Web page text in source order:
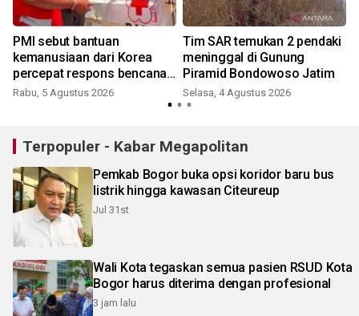
PMI sebut bantuan
kemanusiaan dari Korea
percepat respons bencana
nasional
Rabu, 5 Agustus 2026
Tim SAR temukan 2 pendaki
meninggal di Gunung
Piramid Bondowoso Jatim
Selasa, 4 Agustus 2026
Terpopuler - Kabar Megapolitan
Pemkab Bogor buka opsi koridor baru bus
listrik hingga kawasan Citeureup
Jul 31st
Wali Kota tegaskan semua pasien RSUD Kota
Bogor harus diterima dengan profesional
3 jam lalu